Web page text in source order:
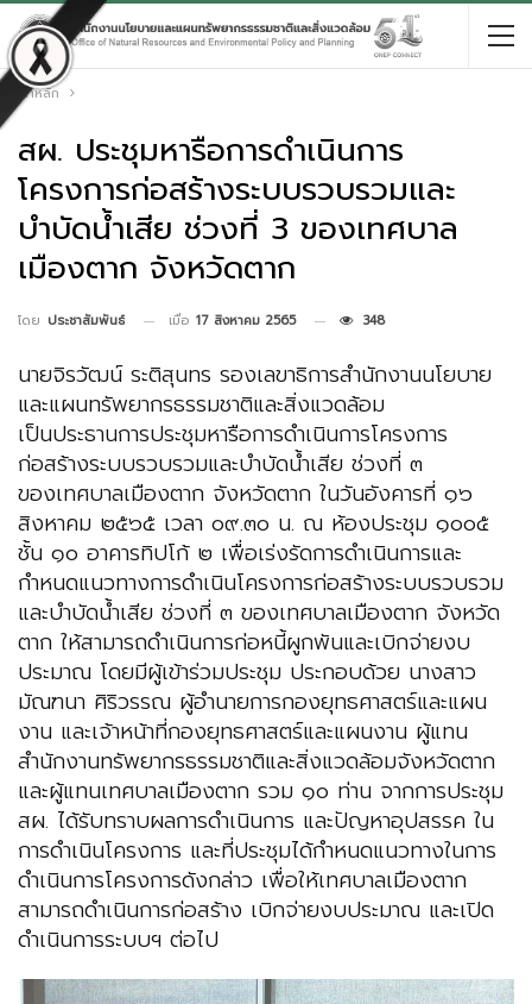
หน้าหลัก
สผ. ประชุมหารือการดำเนินการ
โครงการก่อสร้างระบบรวบรวมและ
บำบัดน้ำเสีย ช่วงที่ 3 ของเทศบาล
เมืองตาก จังหวัดตาก
โดย ประชาสัมพันธ์ เมื่อ 17 สิงหาคม 2565 348
นายจิรวัฒน์ ระติสุนทร รองเลขาธิการสำนักงานนโยบาย
และแผนทรัพยากรธรรมชาติและสิ่งแวดล้อม
เป็นประธานการประชุมหารือการดำเนินการโครงการ
ก่อสร้างระบบรวบรวมและบำบัดน้ำเสีย ช่วงที่ ๓
ของเทศบาลเมืองตาก จังหวัดตาก ในวันอังคารที่ ๑๖
สิงหาคม ๒๕๖๕ เวลา ๐๙.๓๐ น. ณ ห้องประชุม ๑๐๐๕
ชั้น ๑๐ อาคารทิปโก้ ๒ เพื่อเร่งรัดการดำเนินการและ
กำหนดแนวทางการดำเนินโครงการก่อสร้างระบบรวบรวม
และบำบัดน้ำเสีย ช่วงที่ ๓ ของเทศบาลเมืองตาก จังหวัด
ตาก ให้สามารถดำเนินการก่อหนี้ผูกพันและเบิกจ่ายงบ
ประมาณ โดยมีผู้เข้าร่วมประชุม ประกอบด้วย นางสาว
มัณฑนา ศิริวรรณ ผู้อำนายการกองยุทธศาสตร์และแผน
งาน และเจ้าหน้าที่กองยุทธศาสตร์และแผนงาน ผู้แทน
สำนักงานทรัพยากรธรรมชาติและสิ่งแวดล้อมจังหวัดตาก
และผู้แทนเทศบาลเมืองตาก รวม ๑๐ ท่าน จากการประชุม
สผ. ได้รับทราบผลการดำเนินการ และปัญหาอุปสรรค ใน
การดำเนินโครงการ และที่ประชุมได้กำหนดแนวทางในการ
ดำเนินการโครงการดังกล่าว เพื่อให้เทศบาลเมืองตาก
สามารถดำเนินการก่อสร้าง เบิกจ่ายงบประมาณ และเปิด
ดำเนินการระบบฯ ต่อไป